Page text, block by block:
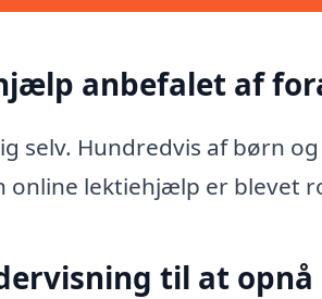
anbefalet af
selv. Hundredvis af børn
online lektiehjælp er blevet
til at